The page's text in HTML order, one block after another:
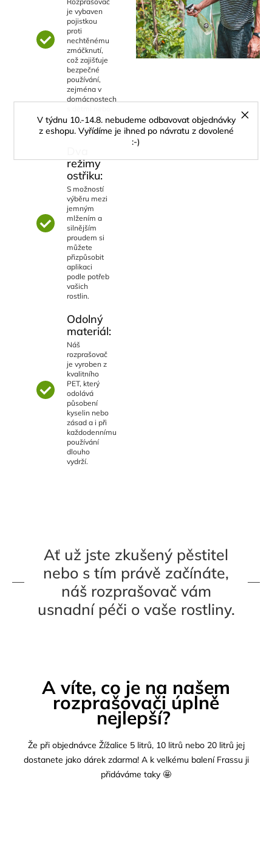
V týdnu 10.-14.8. nebudeme odbavovat objednávky
z eshopu. Vyřídíme je ihned po návratu z dovolené
:-)
je vybaven
pojistkou
proti
nechtěnému
zmáčknutí,
což zajišťuje
bezpečné
používání,
zejména v
domácnostech
domácími
zvířaty.
režimy
ostřiku:
S možností
výběru mezi
jemným
mlžením a
silnějším
proudem si
můžete
přizpůsobit
aplikaci
podle potřeb
vašich
rostlin.
Odolný
materiál:
Náš
rozprašovač
je vyroben z
kvalitního
PET, který
odolává
působení
kyselin nebo
zásad a i při
každodennímu
používání
dlouho
vydrží.
Ať už jste zkušený pěstitel
nebo s tím právě začínáte,
náš rozprašovač vám
usnadní péči o vaše rostliny.
A víte, co je na našem
rozprašovači úplně
nejlepší?
Že při objednávce Žížalice 5 litrů, 10 litrů nebo 20 litrů jej
dostanete jako dárek zdarma! A k velkému balení Frassu ji
přidáváme taky 🤩